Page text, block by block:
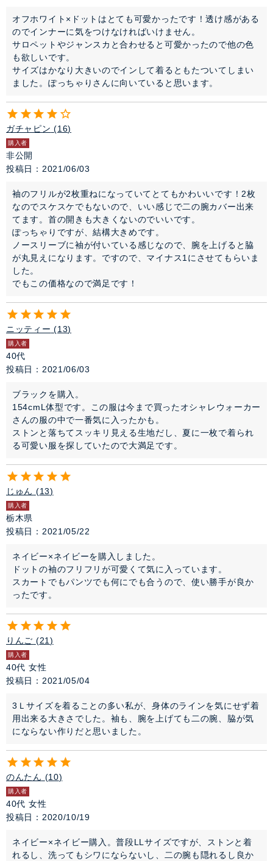
オフホワイト×ドットはとても可愛かったです！透け感がある
のでインナーに気をつけなければいけません。
サロペットやジャンスカと合わせると可愛かったので他の色
も欲しいです。
サイズはかなり大きいのでインして着るともたついてしまい
ました。ぽっちゃりさんに向いていると思います。
ガチャピン 16
購入者
非公開
投稿日
2021/06/03
袖のフリルが2枚重ねになっていてとてもかわいいです！2枚
なのでスケスケでもないので、いい感じで二の腕カバー出来
てます。首の開きも大きくないのでいいです。
ぽっちゃりですが、結構大きめです。
ノースリーブに袖が付いている感じなので、腕を上げると脇
が丸見えになります。ですので、マイナス1にさせてもらいま
した。
でもこの価格なので満足です！
ニッティー 13
購入者
40代
投稿日
2021/06/03
ブラックを購入。
154cmL体型です。この服は今まで買ったオシャレウォーカー
さんの服の中で一番気に入ったかも。
ストンと落ちてスッキリ見える生地だし、夏に一枚で着られ
る可愛い服を探していたので大満足です。
じゅん 13
購入者
栃木県
投稿日
2021/05/22
ネイビー×ネイビーを購入しました。
ドットの袖のフリフリが可愛くて気に入っています。
スカートでもパンツでも何にでも合うので、使い勝手が良か
ったです。
りんご 21
購入者
40代 女性
投稿日
2021/05/04
3Ｌサイズを着ることの多い私が、身体のラインを気にせず着
用出来る大きさでした。袖も、腕を上げても二の腕、脇が気
にならない作りだと思いました。
のんたん 10
購入者
40代 女性
投稿日
2020/10/19
ネイビー×ネイビー購入。普段LLサイズですが、ストンと着
れるし、洗ってもシワにならないし、二の腕も隠れるし良か